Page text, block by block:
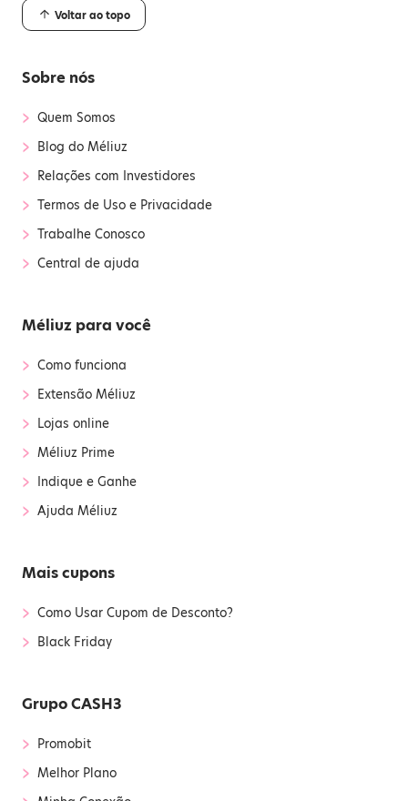
Voltar ao topo
Sobre nós
› Quem Somos
› Blog do Méliuz
› Relações com Investidores
› Termos de Uso e Privacidade
› Trabalhe Conosco
› Central de ajuda
Méliuz para você
› Como funciona
› Extensão Méliuz
› Lojas online
› Méliuz Prime
› Indique e Ganhe
› Ajuda Méliuz
Mais cupons
› Como Usar Cupom de Desconto?
› Black Friday
Grupo CASH3
› Promobit
› Melhor Plano